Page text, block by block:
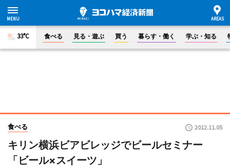
33°C 食べる 見る・遊ぶ 買う 暮らす・働く 学ぶ・知る
食べる 2012.11.05
キリン横浜ビアビレッジでビールセミナー
「ビール×スイーツ」